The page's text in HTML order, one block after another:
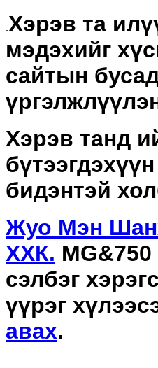
.Хэрэв та
мэдэхийг
сайтын
Хэрэв танд
бидэнтэй
Жуо Мэн
ХХК.
сэлбэг
үүрэг
авах.